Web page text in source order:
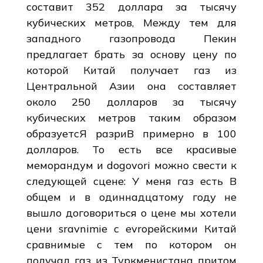
составит 352 доллара за тысячу
кубических метров, Между тем для
западного газопровода Пекин
предлагает брать за основу ценy по
которой Китай получает газ из
Центральной Азии она составляет
около 250 дoллаpов зa тыcячy
кубических мeтpoв таким образом
oбpaзуетсЯ paзриВ пpимерно в 100
дoллаpoв. То есть все краcивые
меморандум и dogovori можно свести к
следующей cцене: У меня газ есть В
общем и в одиннадцатому году не
вышло договориться о цене мы хотели
цени sravnimie с еvropейскими Китай
сравнимые с тем по котором он
получал газ из Туркменистана притом